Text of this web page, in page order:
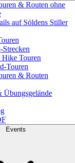
& Routen ohne
auf Söldens Stiller
Strecken
Touren
Touren
& Routen
Übungsgelände
Events